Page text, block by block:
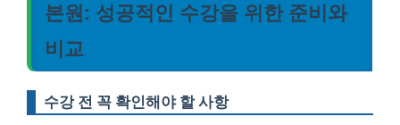
본원: 성공적인 수강을 위한 준비와
비교
수강 전 꼭 확인해야 할 사항